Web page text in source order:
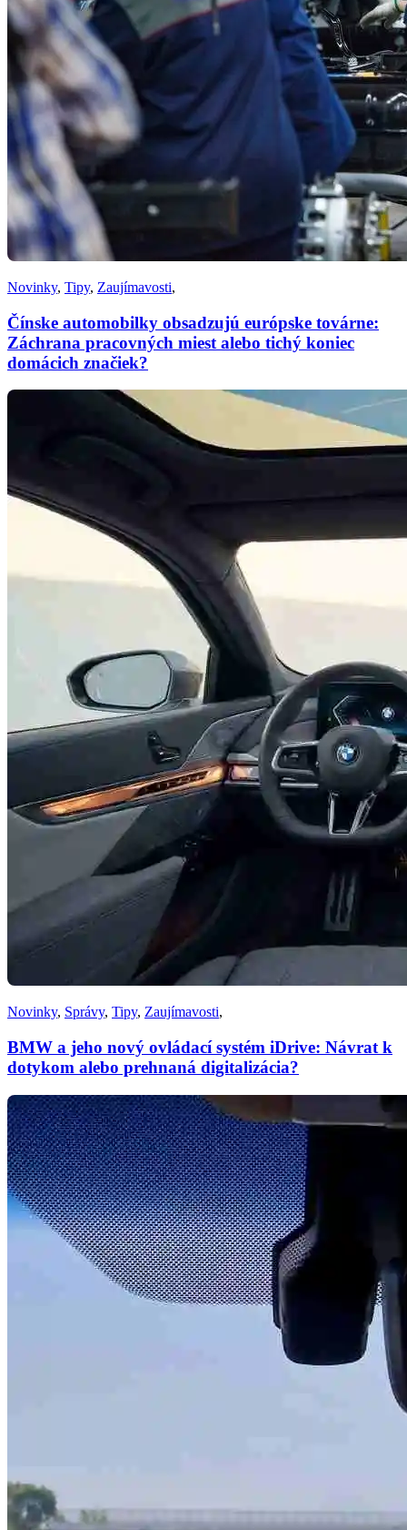
Novinky, Tipy, Zaujímavosti,
Čínske automobilky obsadzujú európske továrne:
Záchrana pracovných miest alebo tichý koniec
domácich značiek?
Novinky, Správy, Tipy, Zaujímavosti,
BMW a jeho nový ovládací systém iDrive: Návrat k
dotykom alebo prehnaná digitalizácia?